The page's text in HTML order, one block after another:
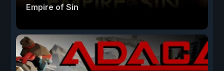
Empire of Sin